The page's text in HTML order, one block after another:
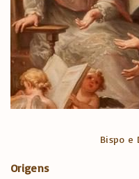
Bispo e
Origens